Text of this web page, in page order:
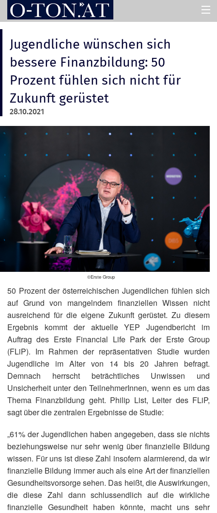
PRESSEMAPPEN
ASSISTENT
ÜBER UNS
Jugendliche wünschen sich
bessere Finanzbildung: 50
Prozent fühlen sich nicht für
Zukunft gerüstet
28.10.2021
©Erste Group
50 Prozent der österreichischen Jugendlichen fühlen sich
auf Grund von mangelndem finanziellen Wissen nicht
ausreichend für die eigene Zukunft gerüstet. Zu diesem
Ergebnis kommt der aktuelle YEP Jugendbericht im
Auftrag des Erste Financial Life Park der Erste Group
(FLiP). Im Rahmen der repräsentativen Studie wurden
Jugendliche im Alter von 14 bis 20 Jahren befragt.
Demnach herrscht beträchtliches Unwissen und
Unsicherheit unter den TeilnehmerInnen, wenn es um das
Thema Finanzbildung geht. Philip List, Leiter des FLiP,
sagt über die zentralen Ergebnisse de Studie:
„61% der Jugendlichen haben angegeben, dass sie nichts
beziehungsweise nur sehr wenig über finanzielle Bildung
wissen. Für uns ist diese Zahl insofern alarmierend, da wir
finanzielle Bildung immer auch als eine Art der finanziellen
Gesundheitsvorsorge sehen. Das heißt, die Auswirkungen,
die diese Zahl dann schlussendlich auf die wirkliche
finanzielle Gesundheit haben könnte, macht uns sehr